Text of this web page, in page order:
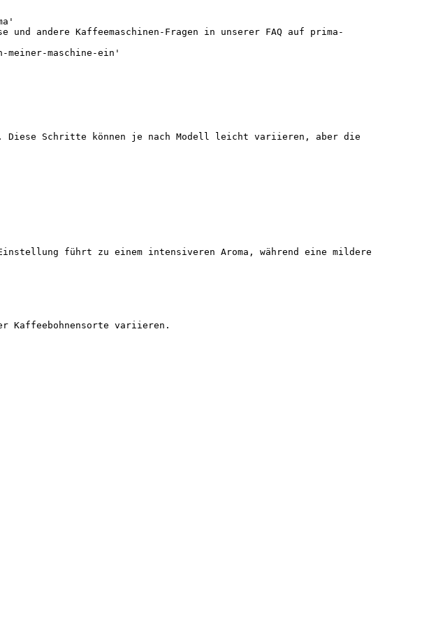
andere Kaffeemaschinen-Fragen in unserer FAQ auf prima-
maschine-ein'
Diese Schritte können je nach Modell leicht variieren, aber die
führt zu einem intensiveren Aroma, während eine mildere